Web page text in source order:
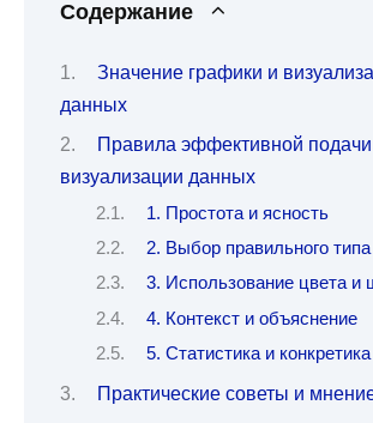
Содержание
Значение графики и
данных
Правила эффективной
визуализации данных
1. Простота и ясность
2. Выбор правильного
3. Использование цвета и
4. Контекст и объяснение
5. Статистика и конкретика
Практические советы и